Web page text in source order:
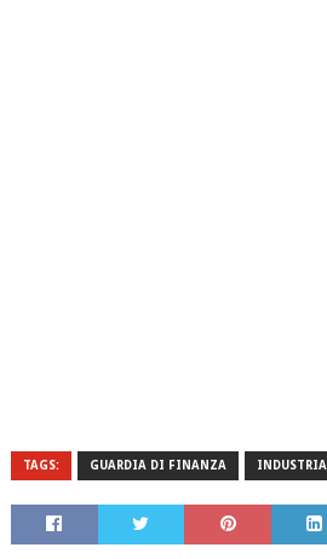
TAGS: GUARDIA DI FINANZA INDUSTRIA